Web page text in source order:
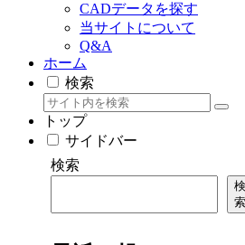
CADデータを探す
当サイトについて
Q&A
ホーム
検索
トップ
サイドバー
検索
検
索